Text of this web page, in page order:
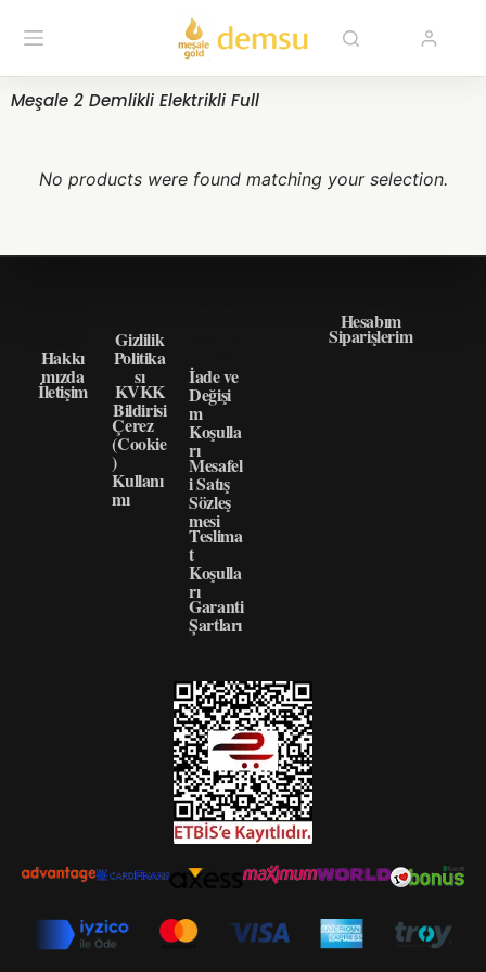
Meşale 2 Demlikli Elektrikli Full
No products were found matching your selection.
Hakkı
mızda
İletişim
Gizlilik
Politika
sı
KVKK
Bildirisi
Çerez
(Cookie
)
Kullanı
mı
İade ve
Değişi
m
Koşulla
rı
Mesafel
i Satış
Sözleş
mesi
Teslima
t
Koşulla
rı
Garanti
Şartları
Hesabım
Siparişlerim